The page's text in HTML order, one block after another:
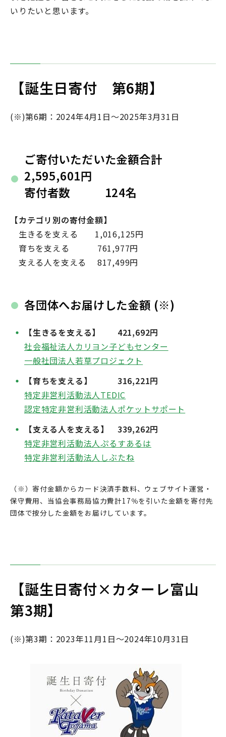
いりたいと思います。
【誕生日寄付 第6期】
(※)第6期：2024年4月1日～2025年3月31日
ご寄付いただいた金額合計
2,595,601円
寄付者数 124名
【カテゴリ別の寄付金額】
生きるを支える 1,016,125円
育ちを支える 761,977円
支える人を支える 817,499円
各団体へお届けした金額 (※)
【生きるを支える】 421,692円
社会福祉法人カリヨン子どもセンター
一般社団法人若草プロジェクト
【育ちを支える】 316,221円
特定非営利活動法人TEDIC
認定特定非営利活動法人ポケットサポート
【支える人を支える】 339,262円
特定非営利活動法人ぷるすあるは
特定非営利活動法人しぶたね
（※）寄付金額からカード決済手数料、ウェブサイト運営・
保守費用、当協会事務局協力費計17％を引いた金額を寄付先
団体で按分した金額をお届けしています。
【誕生日寄付×カターレ富山
第3期】
(※)第3期：2023年11月1日～2024年10月31日